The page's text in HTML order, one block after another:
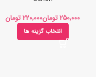
تومان
تومان
انتخاب گزینه ها